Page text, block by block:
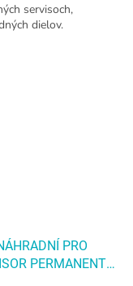
servisoch,
dielov.
PRO
PERMANENT -